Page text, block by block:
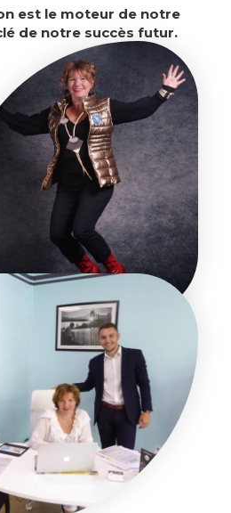
est le moteur de notre
de notre succès futur.